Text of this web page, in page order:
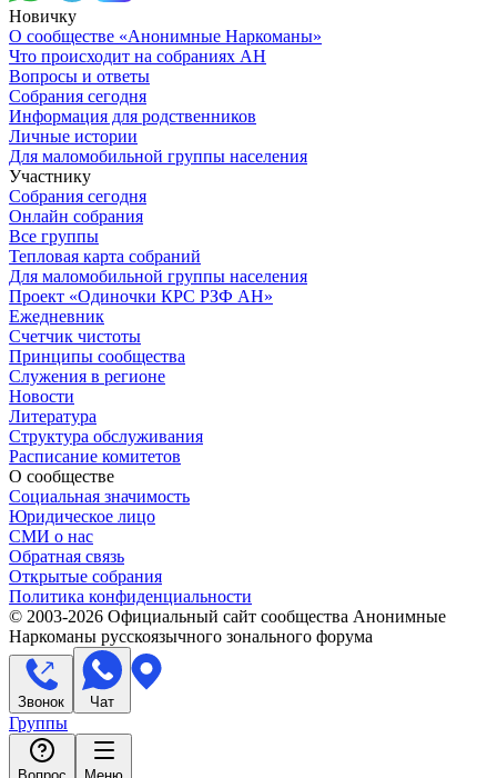
Новичку
О сообществе «Анонимные Наркоманы»
Что происходит на собраниях АН
Вопросы и ответы
Собрания сегодня
Информация для родственников
Личные истории
Для маломобильной группы населения
Участнику
Собрания сегодня
Онлайн собрания
Все группы
Тепловая карта собраний
Для маломобильной группы населения
Проект «Одиночки КРС РЗФ АН»
Ежедневник
Счетчик чистоты
Принципы сообщества
Служения в регионе
Новости
Литература
Структура обслуживания
Расписание комитетов
О сообществе
Социальная значимость
Юридическое лицо
СМИ о нас
Обратная связь
Открытые собрания
Политика конфиденциальности
© 2003-2026 Официальный сайт сообщества Анонимные
Наркоманы русскоязычного зонального форума
Звонок Чат
Группы